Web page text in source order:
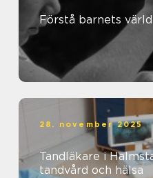
Förstå barnets
28. november 2025
Tandläkare i
tandvård och hälsa